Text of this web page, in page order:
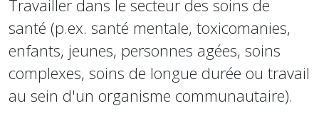
Travailler dans le secteur des soins de
santé (p.ex. santé mentale, toxicomanies,
enfants, jeunes, personnes agées, soins
complexes, soins de longue durée ou travail
au sein d'un organisme communautaire).